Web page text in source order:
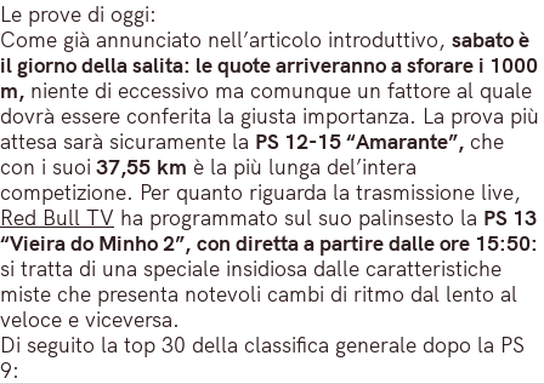
Le prove di oggi:
Come già annunciato nell’articolo introduttivo, sabato è
il giorno della salita: le quote arriveranno a sforare i 1000
m, niente di eccessivo ma comunque un fattore al quale
dovrà essere conferita la giusta importanza. La prova più
attesa sarà sicuramente la PS 12-15 “Amarante”, che
con i suoi 37,55 km è la più lunga del’intera
competizione. Per quanto riguarda la trasmissione live,
Red Bull TV ha programmato sul suo palinsesto la PS 13
“Vieira do Minho 2”, con diretta a partire dalle ore 15:50:
si tratta di una speciale insidiosa dalle caratteristiche
miste che presenta notevoli cambi di ritmo dal lento al
veloce e viceversa.
Di seguito la top 30 della classifica generale dopo la PS
9: